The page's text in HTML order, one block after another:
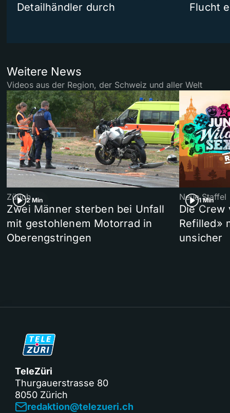
Detailhändler durch
Flucht
Weitere News
Videos aus der Region, der Schweiz und aller Welt
2 Min
Zürich
Zwei Männer sterben bei Unfall
mit gestohlenem Motorrad in
Oberengstringen
1 Min
Neue Staffel
Die Crew
Refilled»
unsicher
TeleZüri
Thurgauerstrasse 80
8050 Zürich
redaktion@telezueri.ch